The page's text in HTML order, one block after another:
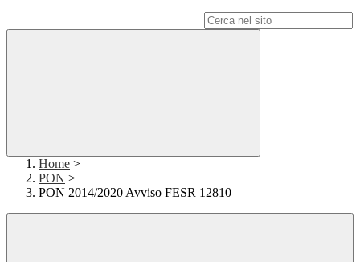
Home >
PON >
PON 2014/2020 Avviso FESR 12810